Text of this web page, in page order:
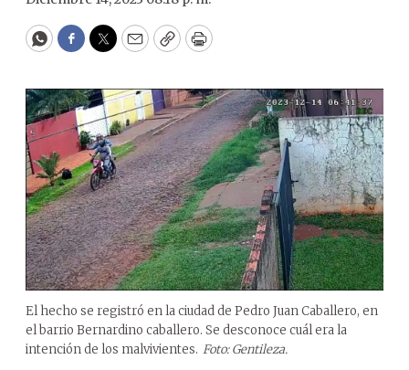
WhatsApp
Facebook
Twitter
EmailCopyPrint
El hecho se registró en la ciudad de Pedro Juan Caballero, en
el barrio Bernardino caballero. Se desconoce cuál era la
intención de los malvivientes. Foto: Gentileza.